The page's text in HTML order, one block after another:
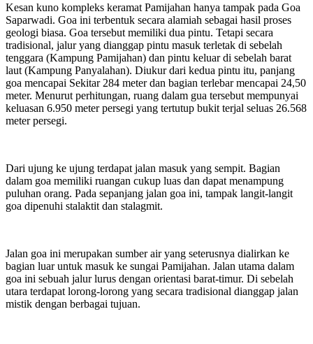
Kesan kuno kompleks keramat Pamijahan hanya tampak pada Goa
Saparwadi. Goa ini terbentuk secara alamiah sebagai hasil proses
geologi biasa. Goa tersebut memiliki dua pintu. Tetapi secara
tradisional, jalur yang dianggap pintu masuk terletak di sebelah
tenggara (Kampung Pamijahan) dan pintu keluar di sebelah barat
laut (Kampung Panyalahan). Diukur dari kedua pintu itu, panjang
goa mencapai Sekitar 284 meter dan bagian terlebar mencapai 24,50
meter. Menurut perhitungan, ruang dalam gua tersebut mempunyai
keluasan 6.950 meter persegi yang tertutup bukit terjal seluas 26.568
meter persegi.
Dari ujung ke ujung terdapat jalan masuk yang sempit. Bagian
dalam goa memiliki ruangan cukup luas dan dapat menampung
puluhan orang. Pada sepanjang jalan goa ini, tampak langit-langit
goa dipenuhi stalaktit dan stalagmit.
Jalan goa ini merupakan sumber air yang seterusnya dialirkan ke
bagian luar untuk masuk ke sungai Pamijahan. Jalan utama dalam
goa ini sebuah jalur lurus dengan orientasi barat-timur. Di sebelah
utara terdapat lorong-lorong yang secara tradisional dianggap jalan
mistik dengan berbagai tujuan.